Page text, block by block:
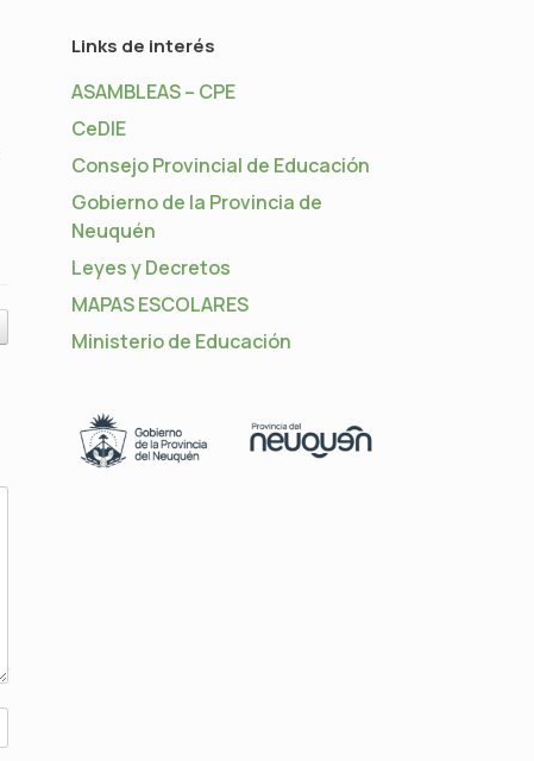
Links de interés
ASAMBLEAS – CPE
CeDIE
Consejo Provincial de Educación
Gobierno de la Provincia de
Neuquén
Leyes y Decretos
MAPAS ESCOLARES
Ministerio de Educación